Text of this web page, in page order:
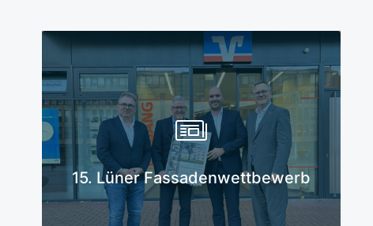
15. Lüner Fassadenwettbewerb
Mehr erfahren